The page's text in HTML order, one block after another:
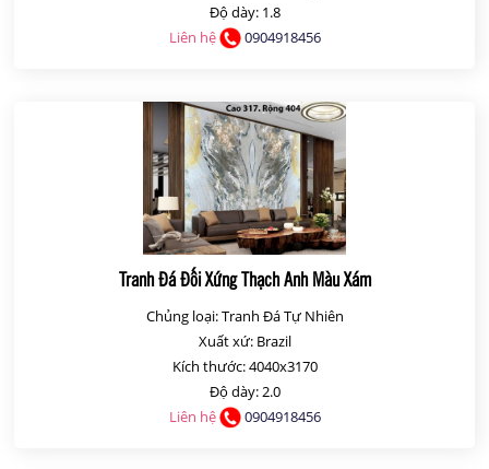
Độ dày: 1.8
Liên hệ
0904918456
Tranh Đá Đối Xứng Thạch Anh Màu Xám
Chủng loại: Tranh Đá Tự Nhiên
Xuất xứ: Brazil
Kích thước: 4040x3170
Độ dày: 2.0
Liên hệ
0904918456